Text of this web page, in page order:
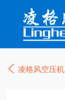
凌格风空压机